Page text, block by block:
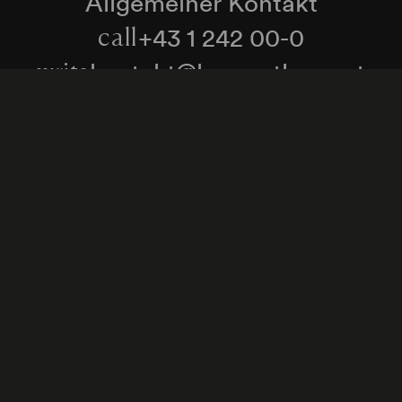
call+43 1 242 00-0
writekontakt@konzerthaus.at